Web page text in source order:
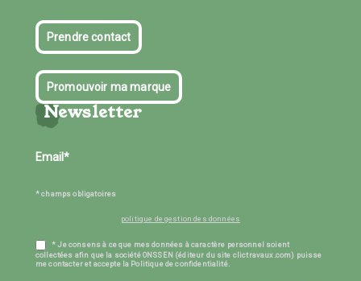
Prendre contact
Promouvoir ma marque
Newsletter
* champs obligatoires
politique de gestion des données
* Je consens à ce que mes données à caractère personnel soient
collectées afin que la société ONSSEN (éditeur du site clictravaux.com) puisse
me contacter et accepte la Politique de confidentialité.